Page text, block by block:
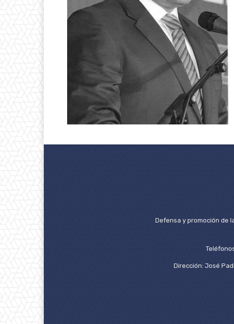
Defensa y promoción de
Dirección: José